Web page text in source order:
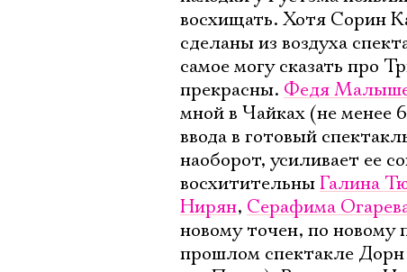
восхищать. Хотя Сорин
сделаны из воздуха
самое могу сказать про
прекрасны. Федя
мной в Чайках (не менее
ввода в готовый
наоборот, усиливает ее
восхитительныГалина
Нирян, Серафима
новому точен, по новому
прошлом спектакле Дорн